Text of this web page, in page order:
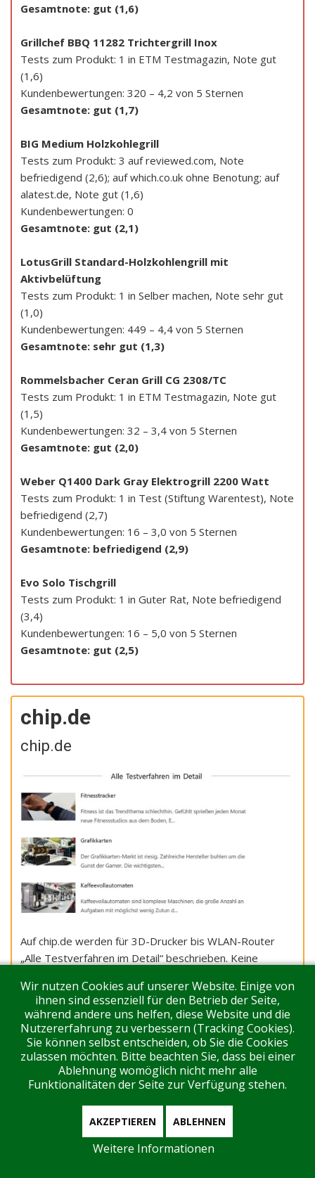
Gesamtnote: gut (1,6)
Grillchef BBQ 11282 Trichtergrill Inox
Tests zum Produkt: 1 in ETM Testmagazin, Note gut
(1,6)
Kundenbewertungen: 320 – 4,2 von 5 Sternen
Gesamtnote: gut (1,7)
BIG Medium Holzkohlegrill
Tests zum Produkt: 3 auf reviewed.com, Note
befriedigend (2,6); auf which.co.uk ohne Benotung; auf
alatest.de, Note gut (1,6)
Kundenbewertungen: 0
Gesamtnote: gut (2,1)
LotusGrill Standard-Holzkohlengrill mit
Aktivbelüftung
Tests zum Produkt: 1 in Selber machen, Note sehr gut
(1,0)
Kundenbewertungen: 449 – 4,4 von 5 Sternen
Gesamtnote: sehr gut (1,3)
Rommelsbacher Ceran Grill CG 2308/TC
Tests zum Produkt: 1 in ETM Testmagazin, Note gut
(1,5)
Kundenbewertungen: 32 – 3,4 von 5 Sternen
Gesamtnote: gut (2,0)
Weber Q1400 Dark Gray Elektrogrill 2200 Watt
Tests zum Produkt: 1 in Test (Stiftung Warentest), Note
befriedigend (2,7)
Kundenbewertungen: 16 – 3,0 von 5 Sternen
Gesamtnote: befriedigend (2,9)
Evo Solo Tischgrill
Tests zum Produkt: 1 in Guter Rat, Note befriedigend
(3,4)
Kundenbewertungen: 16 – 5,0 von 5 Sternen
Gesamtnote: gut (2,5)
chip.de
chip.de
Auf chip.de werden für 3D-Drucker bis WLAN-Router
„Alle Testverfahren im Detail“ beschrieben. Keine
Bestenliste nichts wirklich getestet. Wir dokumentieren
die Ergebnisse der besten zehn Produkte.
Campingaz Master 3 Series Classic LXS SBS
Ausstattung: gut (2,1)
Grillen: sehr gut (1,0)
Handhabung: sehr gut (1,0)
Gesamtnote: sehr gut (1,3)
Taino 93504 TAINO PLATINUM 4+2 Gasgrill
Wir nutzen Cookies auf unserer Website. Einige von
ihnen sind essenziell für den Betrieb der Seite,
während andere uns helfen, diese Website und die
Nutzererfahrung zu verbessern (Tracking Cookies).
Sie können selbst entscheiden, ob Sie die Cookies
zulassen möchten. Bitte beachten Sie, dass bei einer
Ablehnung womöglich nicht mehr alle
Funktionalitäten der Seite zur Verfügung stehen.
AKZEPTIEREN ABLEHNEN
Weitere Informationen